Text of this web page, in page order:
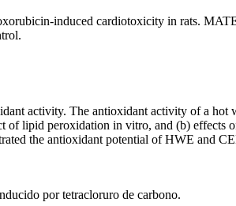
induced cardiotoxicity in rats.
activity. The antioxidant activity of a hot
of lipid peroxidation in vitro, and (b) effects
the antioxidant potential of HWE and
por tetracloruro de carbono.